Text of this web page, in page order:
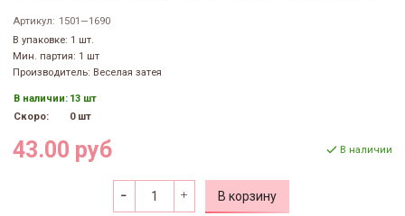
Артикул: 1501—1690
В упаковке: 1 шт.
Мин. партия: 1 шт
Производитель: Веселая затея
В наличии: 13 шт
Скоро:
0 шт
43.00 руб В наличии
В корзину